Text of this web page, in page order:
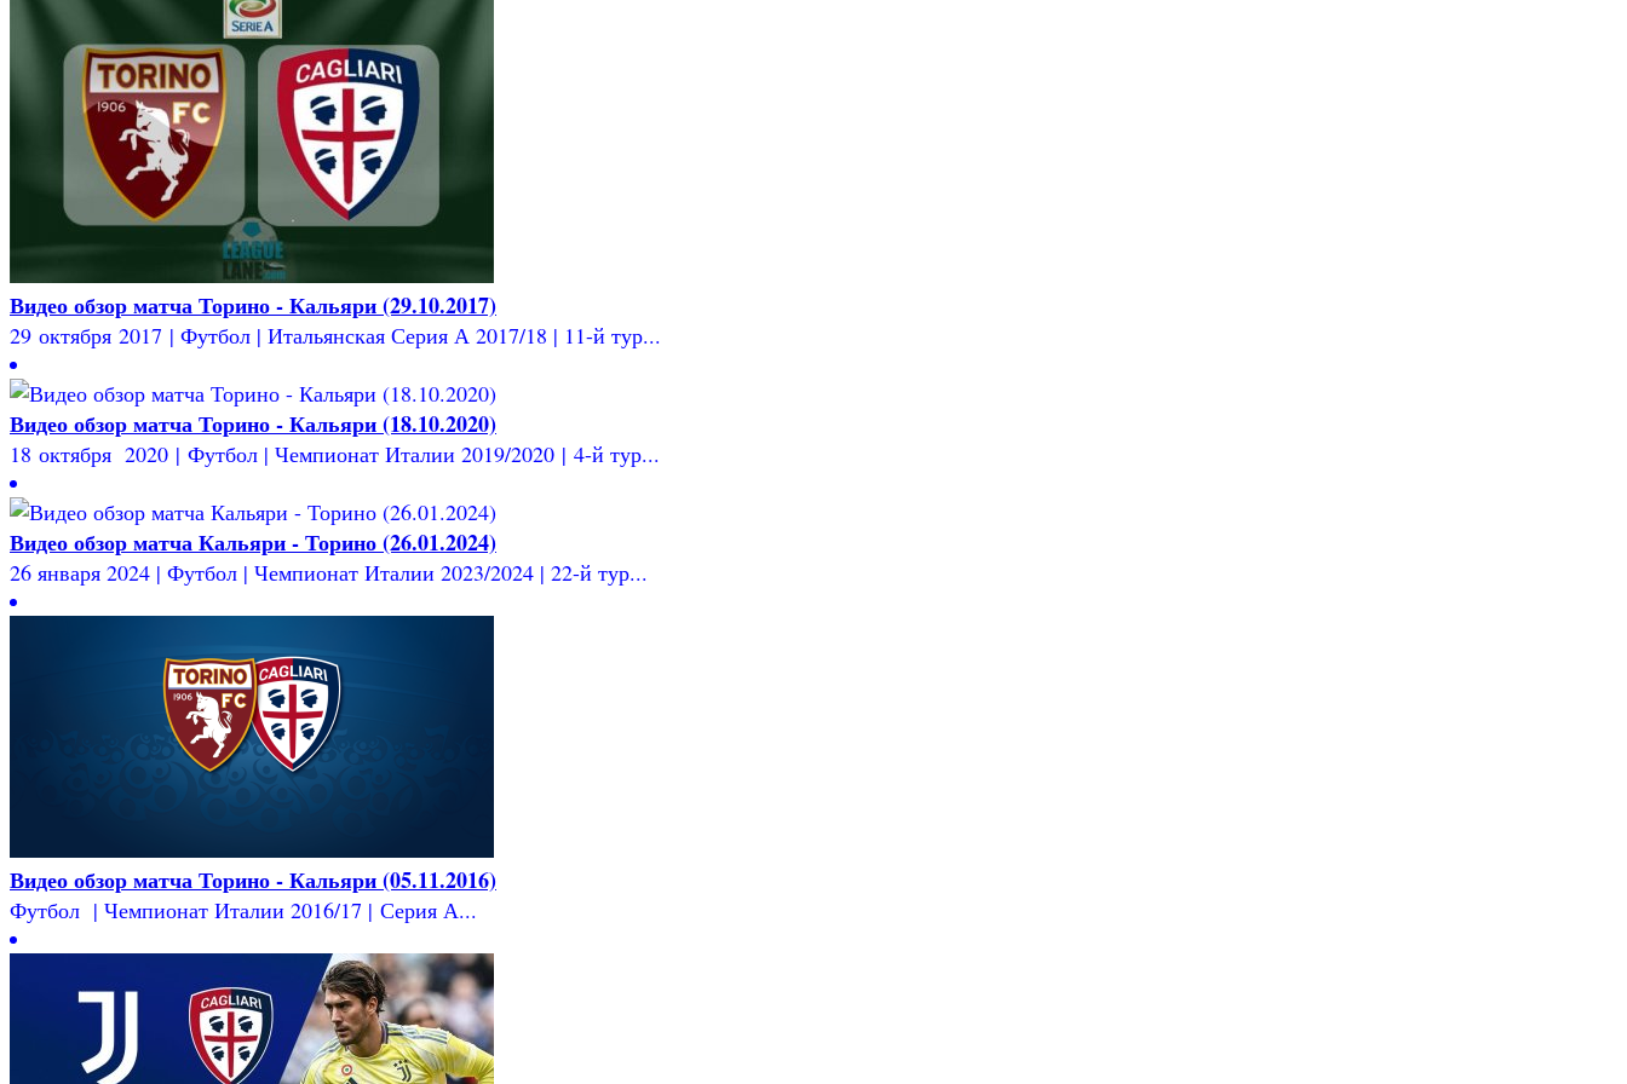
Видео обзор матча Торино - Кальяри (29.10.2017)
29 октября 2017 | Футбол | Итальянская Серия А 2017/18 | 11-й тур...
Видео обзор матча Торино - Кальяри (18.10.2020)
18 октября 2020 | Футбол | Чемпионат Италии 2019/2020 | 4-й тур...
Видео обзор матча Кальяри - Торино (26.01.2024)
26 января 2024 | Футбол | Чемпионат Италии 2023/2024 | 22-й тур...
Видео обзор матча Торино - Кальяри (05.11.2016)
Футбол | Чемпионат Италии 2016/17 | Серия А...